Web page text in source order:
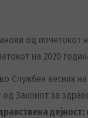
од
на 2020
Службен весник
Законот за
дејност: